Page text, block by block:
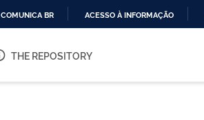
O
COMUNICA BR ACESSO À INFORMAÇÃO
THE REPOSITORY